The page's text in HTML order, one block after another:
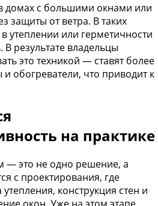
домах с большими окнами или
защиты от ветра. В таких
утеплении или герметичности
В результате владельцы
это техникой — ставят более
обогреватели, что приводит к
на практике
— это не одно решение, а
с проектирования, где
конструкция стен и